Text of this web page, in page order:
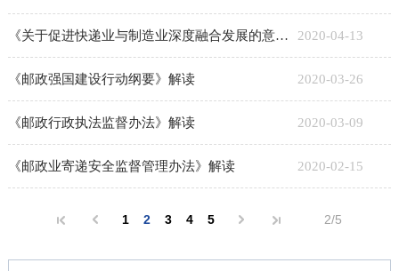
​《关于促进快递业与制造业深度融合发展的意见》解读 2020-04-13
​《邮政强国建设行动纲要》解读 2020-03-26
《邮政行政执法监督办法》解读 2020-03-09
《邮政业寄递安全监督管理办法》解读 2020-02-15
1 2 3 4 5 2/5